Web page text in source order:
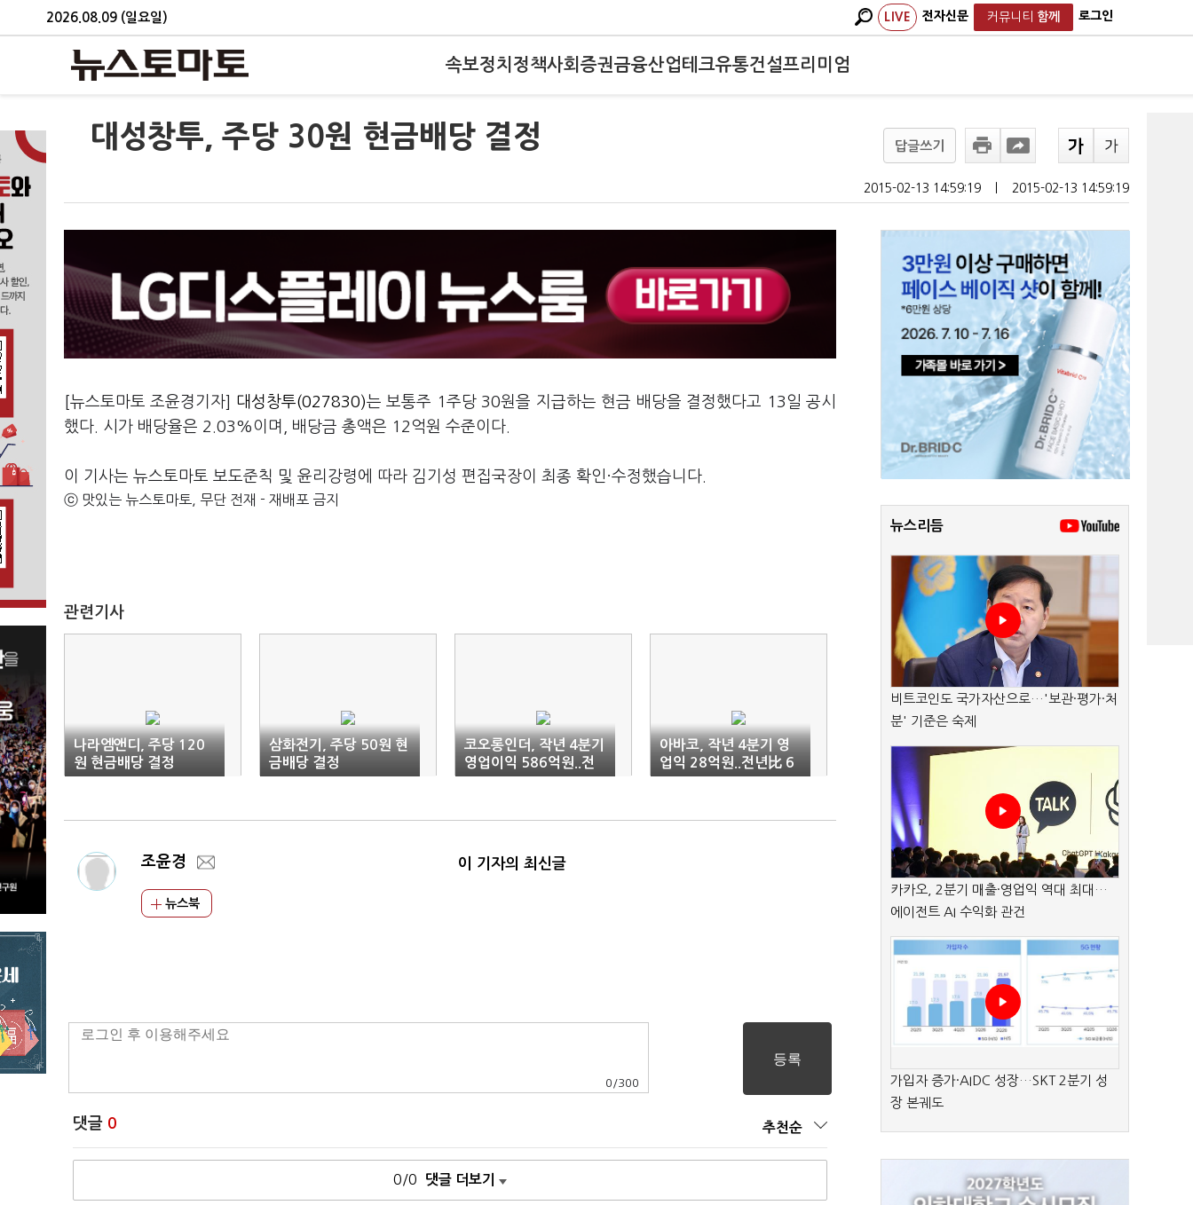
2026.08.09 (일요일) LIVE 전자신문 커뮤니티 함께 로그인
속보정치 정책사회 증권금융산업테크유통건설프리미엄
대성창투, 주당 30원 현금배당 결정 답글쓰기
2015-02-13 14:59:19 2015-02-13 14:59:19
[뉴스토마토 조윤경기자] 대성창투(027830)는 보통주 1주당 30원을 지급하는 현금 배당을 결정했다고 13일 공시
했다. 시가 배당율은 2.03%이며, 배당금 총액은 12억원 수준이다.
이 기사는 뉴스토마토 보도준칙 및 윤리강령에 따라 김기성 편집국장이 최종 확인·수정했습니다.
ⓒ 맛있는 뉴스토마토, 무단 전재 - 재배포 금지
관련기사
나라엠앤디, 주당 120
원 현금배당 결정
삼화전기, 주당 50원 현
금배당 결정
코오롱인더, 작년 4분기
영업이익 586억원..전
년比 14.88% ↓
아바코, 작년 4분기 영
업익 28억원..전년比 6
4% ↓
조윤경
뉴스북
이 기자의 최신글
0 /300
댓글 0 추천순
0/0 댓글 더보기
뉴스리듬
비트코인도 국가자산으로…'보관·평가·처
분' 기준은 숙제
카카오, 2분기 매출·영업익 역대 최대…
에이전트 AI 수익화 관건
가입자 증가·AIDC 성장…SKT 2분기 성
장 본궤도